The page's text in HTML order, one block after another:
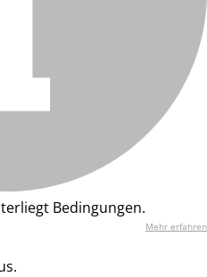
Bedingungen.
Mehr erfahren